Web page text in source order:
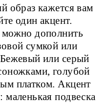
образ кажется вам
один акцент.
дополнить
сумкой или
или серый
голубой
платком. Акцент
подвеска